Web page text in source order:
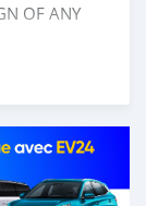
OF ANY